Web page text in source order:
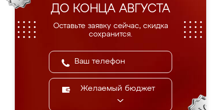
ДО КОНЦА АВГУСТА
Оставьте заявку сейчас, скидка
сохранится.
Желаемый бюджет